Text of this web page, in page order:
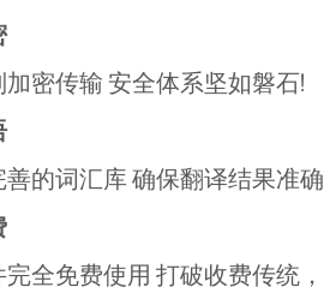
密传输 安全体系坚如磐石!
的词汇库 确保翻译结果准
全免费使用 打破收费传统